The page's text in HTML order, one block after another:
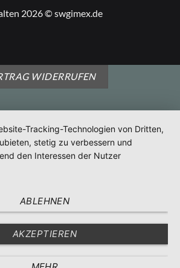
2026 © swgimex.de
WIDERRUFEN
Tracking-Technologien von Dritten,
stetig zu verbessern und
den Interessen der Nutzer
ABLEHNEN
AKZEPTIEREN